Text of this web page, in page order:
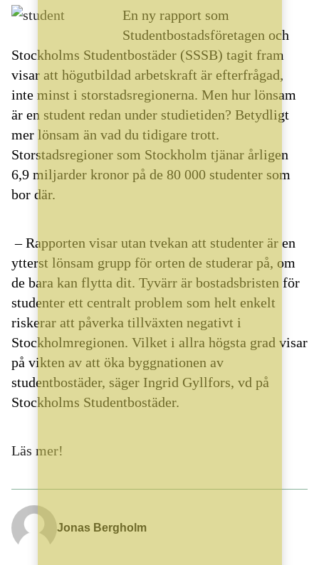
En ny rapport som
Studentbostadsföretagen och
Stockholms Studentbostäder (SSSB) tagit fram
visar att högutbildad arbetskraft är efterfrågad,
inte minst i storstadsregionerna. Men hur lönsam
är en student redan under studietiden? Betydligt
mer lönsam än vad du tidigare trott.
Storstadsregioner som Stockholm tjänar årligen
6,9 miljarder kronor på de 80 000 studenter som
bor där.
– Rapporten visar utan tvekan att studenter är en
ytterst lönsam grupp för orten de studerar på, om
de bara kan flytta dit. Tyvärr är bostadsbristen för
studenter ett centralt problem som helt enkelt
riskerar att påverka tillväxten negativt i
Stockholmregionen. Vilket i allra högsta grad visar
på vikten av att öka byggnationen av
studentbostäder, säger Ingrid Gyllfors, vd på
Stockholms Studentbostäder.
Läs mer!
Jonas Bergholm